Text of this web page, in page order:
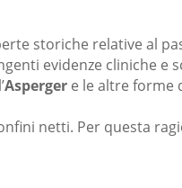
storiche relative al
evidenze cliniche e
Asperger e le altre forme
netti. Per questa